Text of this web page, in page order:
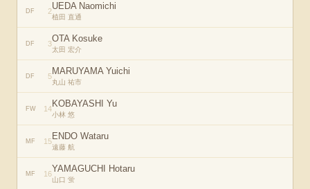
DF 2UEDA Naomichi
植田 直通
DF 3OTA Kosuke
太田 宏介
DF 5MARUYAMA Yuichi
丸山 祐市
FW 14KOBAYASHI Yu
小林 悠
MF 15ENDO Wataru
遠藤 航
MF 16YAMAGUCHI Hotaru
山口 蛍